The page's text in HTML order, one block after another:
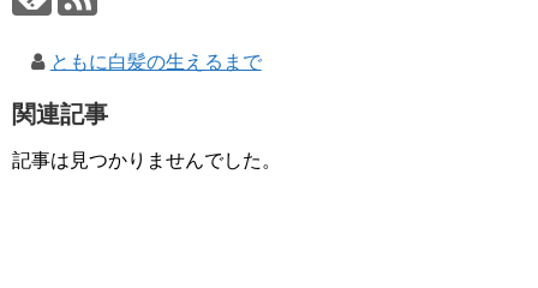
ともに白髪の生えるまで
関連記事
記事は見つかりませんでした。